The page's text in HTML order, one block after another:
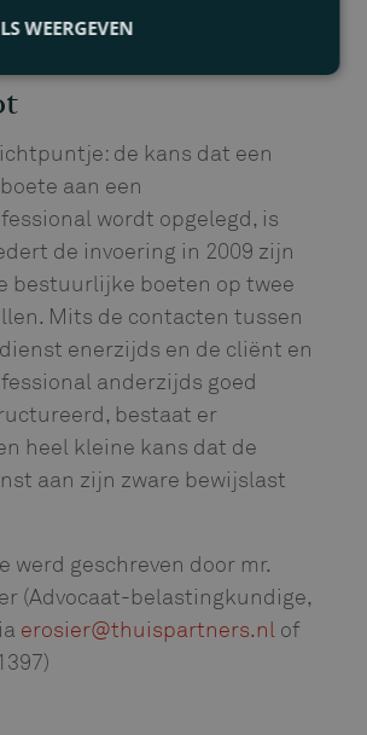
vestigingen. Het commerciële
de kans dat een
aan een
wordt opgelegd, is
de invoering in 2009 zijn
bestuurlijke boeten op twee
Mits de contacten tussen
enerzijds en de cliënt en
anderzijds goed
bestaat er
heel kleine kans dat de
aan zijn zware bewijslast
werd geschreven door mr.
(Advocaat-belastingkundige,
erosier@thuispartners.nl of
WEERGEVEN